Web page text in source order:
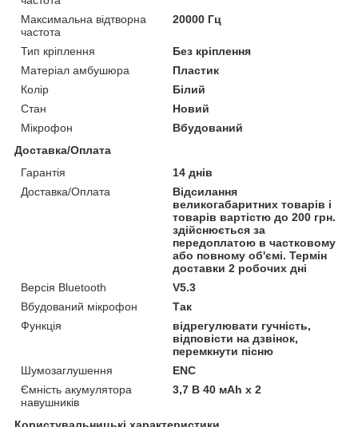
Максимальна відтворна
частота
20000 Гц
Тип кріплення
Без кріплення
Матеріал амбушюра
Пластик
Колір
Білий
Стан
Новий
Мікрофон
Вбудований
Доставка/Оплата
Гарантія
14 днів
Доставка/Оплата
Відсилання
великогабаритних товарів і
товарів вартістю до 200 грн.
здійснюється за
передоплатою в частковому
або повному об'ємі. Термін
доставки 2 робочих дні
Версія Bluetooth
V5.3
Вбудований мікрофон
Так
Функція
відрегулювати гучність,
відповісти на дзвінок,
перемкнути пісню
Шумозаглушення
ENC
Ємність акумулятора
навушників
3,7 В 40 мАh х 2
Користувальницькі характеристики